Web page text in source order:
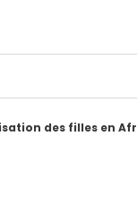
des filles en